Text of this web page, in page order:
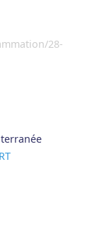
28-